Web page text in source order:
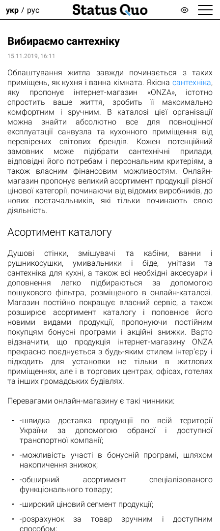
укр рус
Вибираємо сантехніку
15.11.2019, 16:11
Облаштування житла завжди починається з таких
приміщень, як кухня і ванна кімната. Якісна сантехніка,
яку пропонує інтернет-магазин «ONZA», істотно
спростить ваше життя, зробить її максимально
комфортним і зручним. В каталозі цієї організації
можна знайти абсолютно все для повноцінної
експлуатації санвузла та кухонного приміщення від
перевірених світових брендів. Кожен потенційний
замовник може підібрати сантехнічні прилади,
відповідні його потребам і персональним критеріям, а
також власним фінансовим можливостям. Онлайн-
магазин пропонує великий асортимент продукції різної
цінової категорії, починаючи від відомих виробників, до
нових постачальників, які тільки починають свою
діяльність.
Асортимент каталогу
Душові стінки, змішувачі та кабіни, ванни і
рушникосушки, умивальники і біде, унітази та
сантехніка для кухні, а також всі необхідні аксесуари і
доповнення легко підбираються за допомогою
пошукового фільтра, розміщеного в онлайн-каталозі.
Магазин постійно покращує власний сервіс, а також
розширює асортимент каталогу і поповнює його
новими видами продукції, пропонуючи постійним
покупцям бонусні програми і акційні знижки. Варто
відзначити, що продукція інтернет-магазину ONZA
прекрасно поєднується з будь-яким стилем інтер'єру і
підходить для установки не тільки в житлових
приміщеннях, але і в торгових центрах, офісах, готелях
та інших громадських будівлях.
Перевагами онлайн-магазину є такі чинники:
-швидка доставка продукції по всій території
України за допомогою обраної і доступної
транспортної компанії;
-можливість участі в бонусній програмі, шляхом
накопичення знижок;
-обширний асортимент спеціалізованого
функціонального товару;
-широкий ціновий сегмент продукції;
-розрахунок за товар зручним і доступним
способом;